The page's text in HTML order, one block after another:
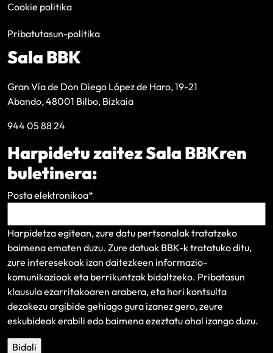
Cookie politika
Pribatutasun-politika
Sala BBK
Gran Vía de Don Diego López de Haro, 19-21
Abando, 48001 Bilbo, Bizkaia
944 05 88 24
Harpidetu zaitez Sala BBKren
buletinera:
Posta elektronikoa*
Harpidetza egitean, zure datu pertsonalak tratatzeko
baimena ematen duzu. Zure datuak BBK-k tratatuko ditu,
zure interesekoak izan daitezkeen informazio-
komunikazioak eta berrikuntzak bidaltzeko. Pribatasun
klausulaezarritakoaren arabera, eta hori kontsulta
dezakezu argibide gehiago gura izanez gero, zeure
eskubideak erabili edo baimena ezeztatu ahal izango duzu.